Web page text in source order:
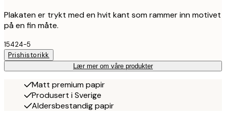
Plakaten er trykt med en hvit kant som rammer inn motivet
på en fin måte.
15424-5
Prishistorikk
Lær mer om våre produkter
Matt premium papir
Produsert i Sverige
Aldersbestandig papir